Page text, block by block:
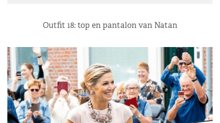
Outfit 18: top en pantalon van Natan